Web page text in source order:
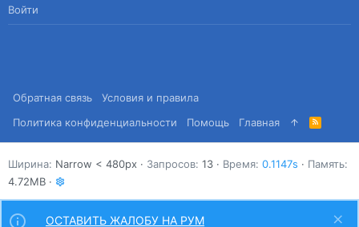
Войти
Обратная связь
Условия и правила
Политика конфиденциальности
Помощь Главная
R
S
S
Ширина Запросов 13 Время 0.1147s
Память
4.72MB
ОСТАВИТЬ ЖАЛОБУ НА РУМ